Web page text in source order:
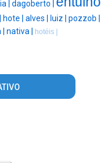
| dagoberto |
hote | alves | luiz | pozzob |
nativa | hotéis |